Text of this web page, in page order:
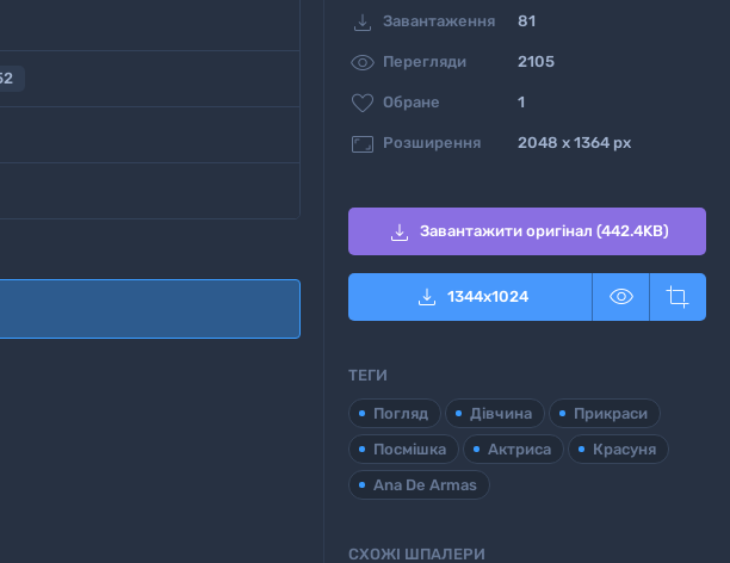
 Завантаження 81
 Перегляди 2105
 Обране 1
 Розширення 2048 x 1364 px
 Завантажити оригінал (442.4KB)
 1344x1024  
ТЕГИ
Погляд Дівчина
Прикраси
Посмішка
Актриса
Красуня
Ana De Armas
СХОЖІ ШПАЛЕРИ